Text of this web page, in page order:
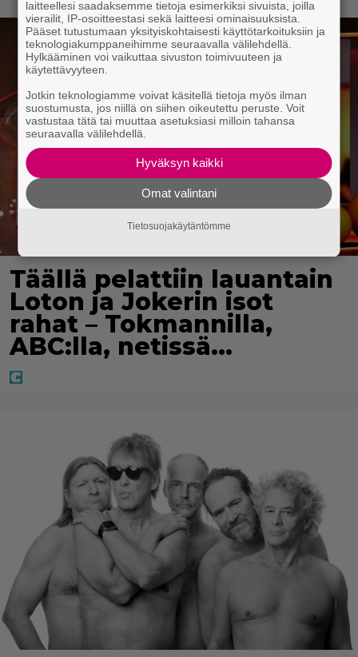
Täällä pelattiin lauantain
Loton ja Jokerin isot
rahat – Tokmannilla,
ABC:lla, netissä…
laitteellesi saadaksemme tietoja esimerkiksi sivuista, joilla
vierailit, IP-osoitteestasi sekä laitteesi ominaisuuksista.
Pääset tutustumaan yksityiskohtaisesti käyttötarkoituksiin ja
teknologiakumppaneihimme seuraavalla välilehdellä.
Hylkääminen voi vaikuttaa sivuston toimivuuteen ja
käytettävyyteen.
Jotkin teknologiamme voivat käsitellä tietoja myös ilman
suostumusta, jos niillä on siihen oikeutettu peruste. Voit
vastustaa tätä tai muuttaa asetuksiasi milloin tahansa
seuraavalla välilehdellä.
Hyväksyn kaikki
Omat valintani
Tietosuojakäytäntömme